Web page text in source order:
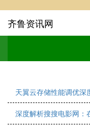
齐鲁资讯网
天翼云存储性能调优深
深度解析搜搜电影网：